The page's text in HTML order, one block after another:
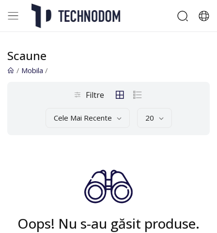
Scaune
/ Mobila /
Filtre
Cele Mai Recente 20
Oops! Nu s-au găsit produse.